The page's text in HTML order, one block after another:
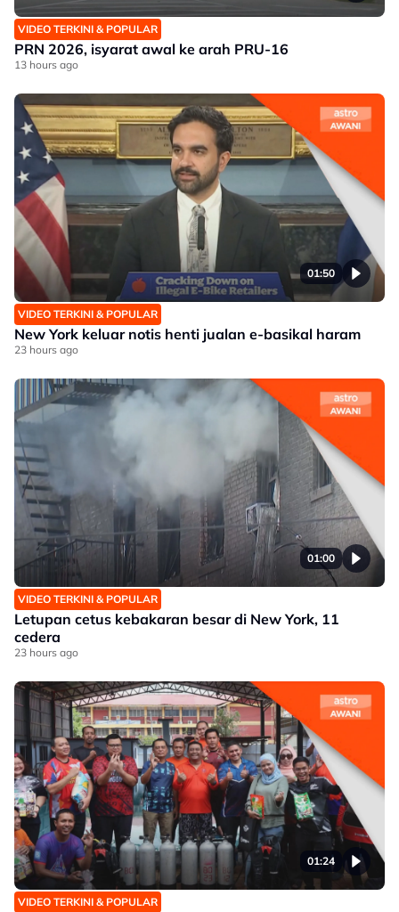
VIDEO TERKINI & POPULAR
PRN 2026, isyarat awal ke arah PRU-16
13 hours ago
01:50
VIDEO TERKINI & POPULAR
New York keluar notis henti jualan e-basikal haram
23 hours ago
01:00
VIDEO TERKINI & POPULAR
Letupan cetus kebakaran besar di New York, 11
cedera
23 hours ago
01:24
VIDEO TERKINI & POPULAR